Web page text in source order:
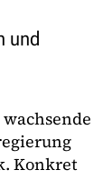
und
Konkret